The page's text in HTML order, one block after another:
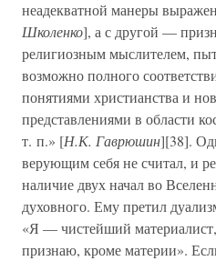
неадекватной манеры
Школенко], а с другой —
религиозным мыслителем,
возможно полного
понятиями христианства и
представлениями в области
т. п.» [Н.К. Гаврюшин][38].
верующим себя не считал, и
наличие двух начал во
духовного. Ему претил
«Я — чистейший
признаю, кроме материи».